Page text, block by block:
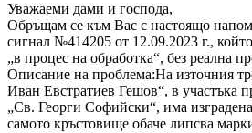
Уважаеми дами и господа,
Обръщам се към Вас с настоящо
сигнал №414205 от 12.09.2023 г.,
„в процес на обработка“, без реална
Описание на проблема:На източния
Иван Евстратиев Гешов“, в участъка
„Св. Георги Софийски“, има
самото кръстовище обаче липсва